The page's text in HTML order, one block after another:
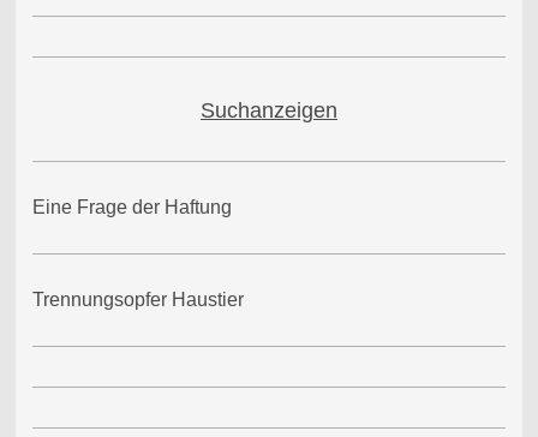
Suchanzeigen
Eine Frage der Haftung
Trennungsopfer Haustier